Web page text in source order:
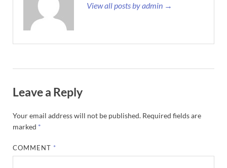
View all posts by admin →
Leave a Reply
Your email address will not be published. Required fields are
marked *
COMMENT *